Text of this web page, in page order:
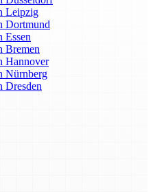
Leipzig
Dortmund
Essen
Bremen
Hannover
Nürnberg
Dresden